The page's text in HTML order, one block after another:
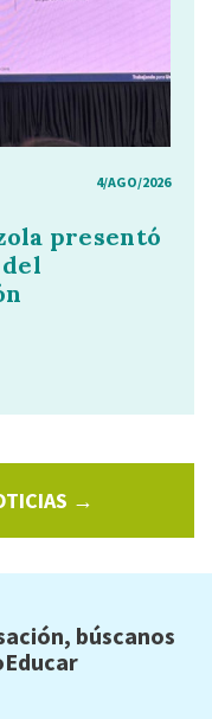
4/AGO/2026
presentó
→
búscanos